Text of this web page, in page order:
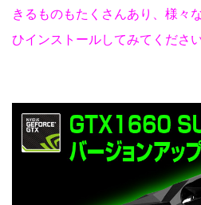
きるものもたくさんあり、様々
ひインストールしてみてくださ